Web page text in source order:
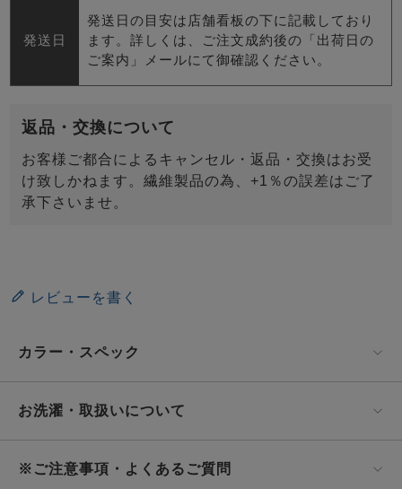
発送日
発送日の目安は店舗看板の下に記載しており
ます。詳しくは、ご注文成約後の「出荷日の
ご案内」メールにて御確認ください。
返品・交換について
お客様ご都合によるキャンセル・返品・交換はお受
け致しかねます。繊維製品の為、+1％の誤差はご了
承下さいませ。
レビューを書く
カラー・スペック
お洗濯・取扱いについて
※ご注意事項・よくあるご質問